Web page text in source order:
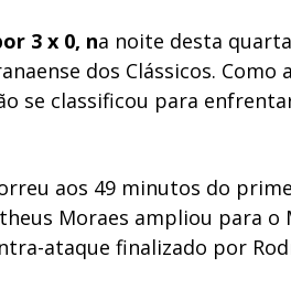
3 x 0, na noite desta
dos Clássicos.
se classificou para
aos 49 minutos do
Moraes ampliou para o
ataque finalizado por